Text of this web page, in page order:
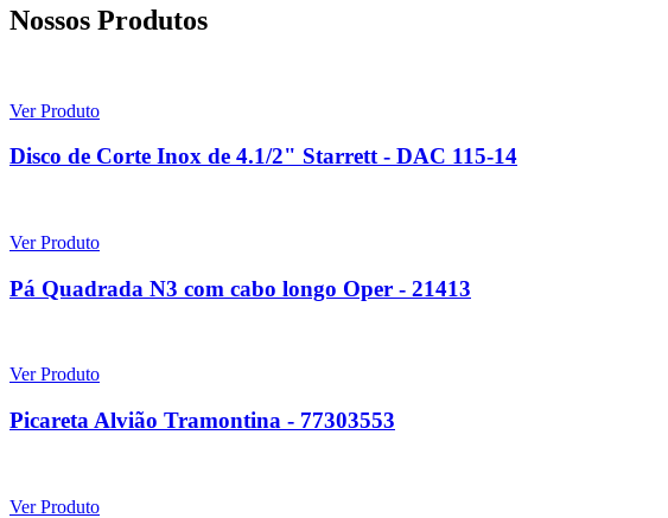
Nossos Produtos
Ver Produto
Disco de Corte Inox de 4.1/2" Starrett - DAC 115-14
Ver Produto
Pá Quadrada N3 com cabo longo Oper - 21413
Ver Produto
Picareta Alvião Tramontina - 77303553
Ver Produto